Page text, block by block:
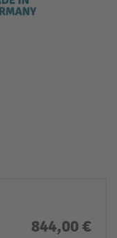
844,00 €